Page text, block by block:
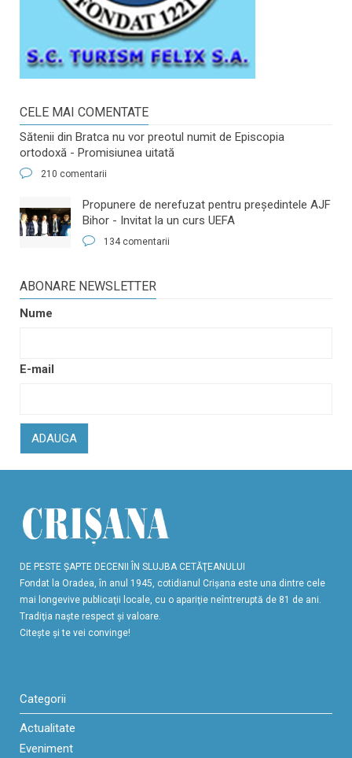
CELE MAI COMENTATE
Sătenii din Bratca nu vor preotul numit de Episcopia
ortodoxă - Promisiunea uitată
210 comentarii
​Propunere de nerefuzat pentru preşedintele AJF
Bihor - Invitat la un curs UEFA
134 comentarii
ABONARE NEWSLETTER
Nume
E-mail
ADAUGA
DE PESTE ŞAPTE DECENII ÎN SLUJBA CETĂŢEANULUI
Fondat la Oradea, în anul 1945, cotidianul Crişana este una dintre cele
mai longevive publicaţii locale, cu o apariţie neîntreruptă de 81 de ani.
Tradiţia naşte respect şi valoare.
Citeşte şi te vei convinge!
Categorii
Actualitate
Eveniment